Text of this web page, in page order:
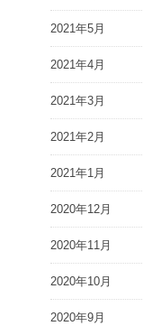
2021年5月
2021年4月
2021年3月
2021年2月
2021年1月
2020年12月
2020年11月
2020年10月
2020年9月